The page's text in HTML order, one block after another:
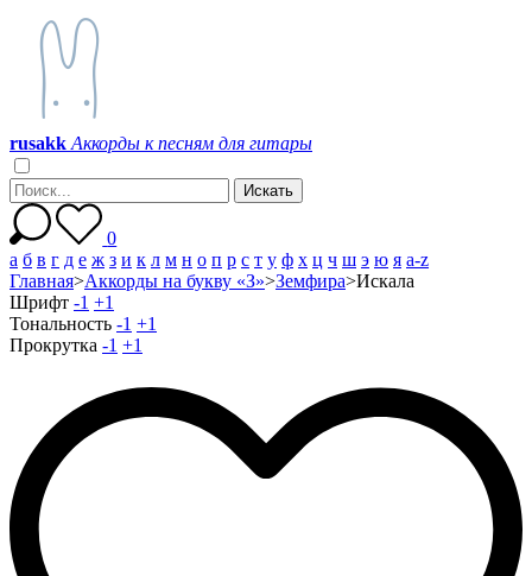
rusakk Аккорды к песням для гитары
0
а б в г д е ж з и к л м н о п р с т у ф х ц ч ш э ю я a-z
Главная>Аккорды на букву «З»>Земфира>Искала
Шрифт -1 +1
Тональность -1 +1
Прокрутка -1 +1